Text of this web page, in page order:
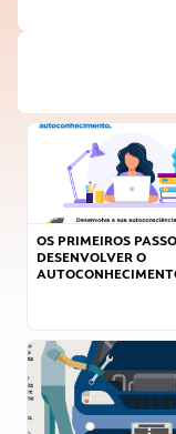
OS PRIMEIROS
DESENVOLVER O